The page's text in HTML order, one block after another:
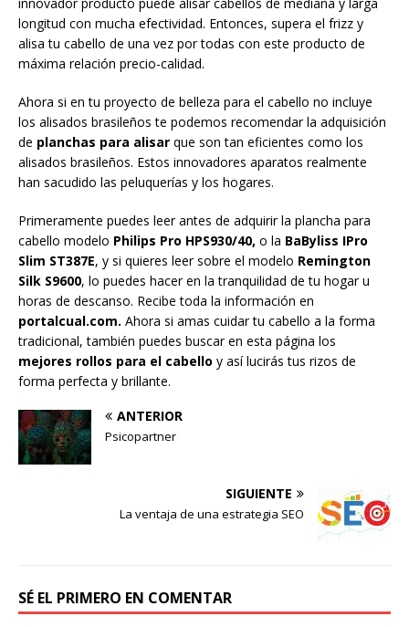
longitud con mucha efectividad. Entonces, supera el frizz y
alisa tu cabello de una vez por todas con este producto de
máxima relación precio-calidad.
Ahora si en tu proyecto de belleza para el cabello no incluye
los alisados brasileños te podemos recomendar la adquisición
de planchas para alisar que son tan eficientes como los
alisados brasileños. Estos innovadores aparatos realmente
han sacudido las peluquerías y los hogares.
Primeramente puedes leer antes de adquirir la plancha para
cabello modelo Philips Pro HPS930/40, o la BaByliss IPro
Slim ST387E, y si quieres leer sobre el modelo Remington
Silk S9600, lo puedes hacer en la tranquilidad de tu hogar u
horas de descanso. Recibe toda la información en
portalcual.com. Ahora si amas cuidar tu cabello a la forma
tradicional, también puedes buscar en esta página los
mejores rollos para el cabello y así lucirás tus rizos de
forma perfecta y brillante.
ANTERIOR
Psicopartner
SIGUIENTE
La ventaja de una estrategia SEO
SÉ EL PRIMERO EN COMENTAR